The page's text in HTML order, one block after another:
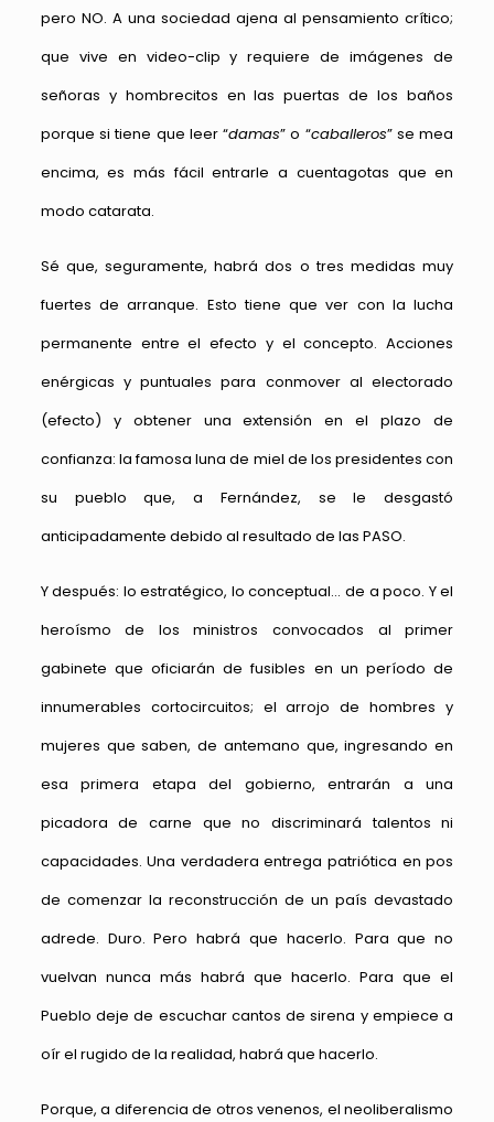
pero NO. A una sociedad ajena al pensamiento crítico;
que vive en video-clip y requiere de imágenes de
señoras y hombrecitos en las puertas de los baños
porque si tiene que leer “damas” o “caballeros” se mea
encima, es más fácil entrarle a cuentagotas que en
modo catarata.
Sé que, seguramente, habrá dos o tres medidas muy
fuertes de arranque. Esto tiene que ver con la lucha
permanente entre el efecto y el concepto. Acciones
enérgicas y puntuales para conmover al electorado
(efecto) y obtener una extensión en el plazo de
confianza: la famosa luna de miel de los presidentes con
su pueblo que, a Fernández, se le desgastó
anticipadamente debido al resultado de las PASO.
Y después: lo estratégico, lo conceptual… de a poco. Y el
heroísmo de los ministros convocados al primer
gabinete que oficiarán de fusibles en un período de
innumerables cortocircuitos; el arrojo de hombres y
mujeres que saben, de antemano que, ingresando en
esa primera etapa del gobierno, entrarán a una
picadora de carne que no discriminará talentos ni
capacidades. Una verdadera entrega patriótica en pos
de comenzar la reconstrucción de un país devastado
adrede. Duro. Pero habrá que hacerlo. Para que no
vuelvan nunca más habrá que hacerlo. Para que el
Pueblo deje de escuchar cantos de sirena y empiece a
oír el rugido de la realidad, habrá que hacerlo.
Porque, a diferencia de otros venenos, el neoliberalismo